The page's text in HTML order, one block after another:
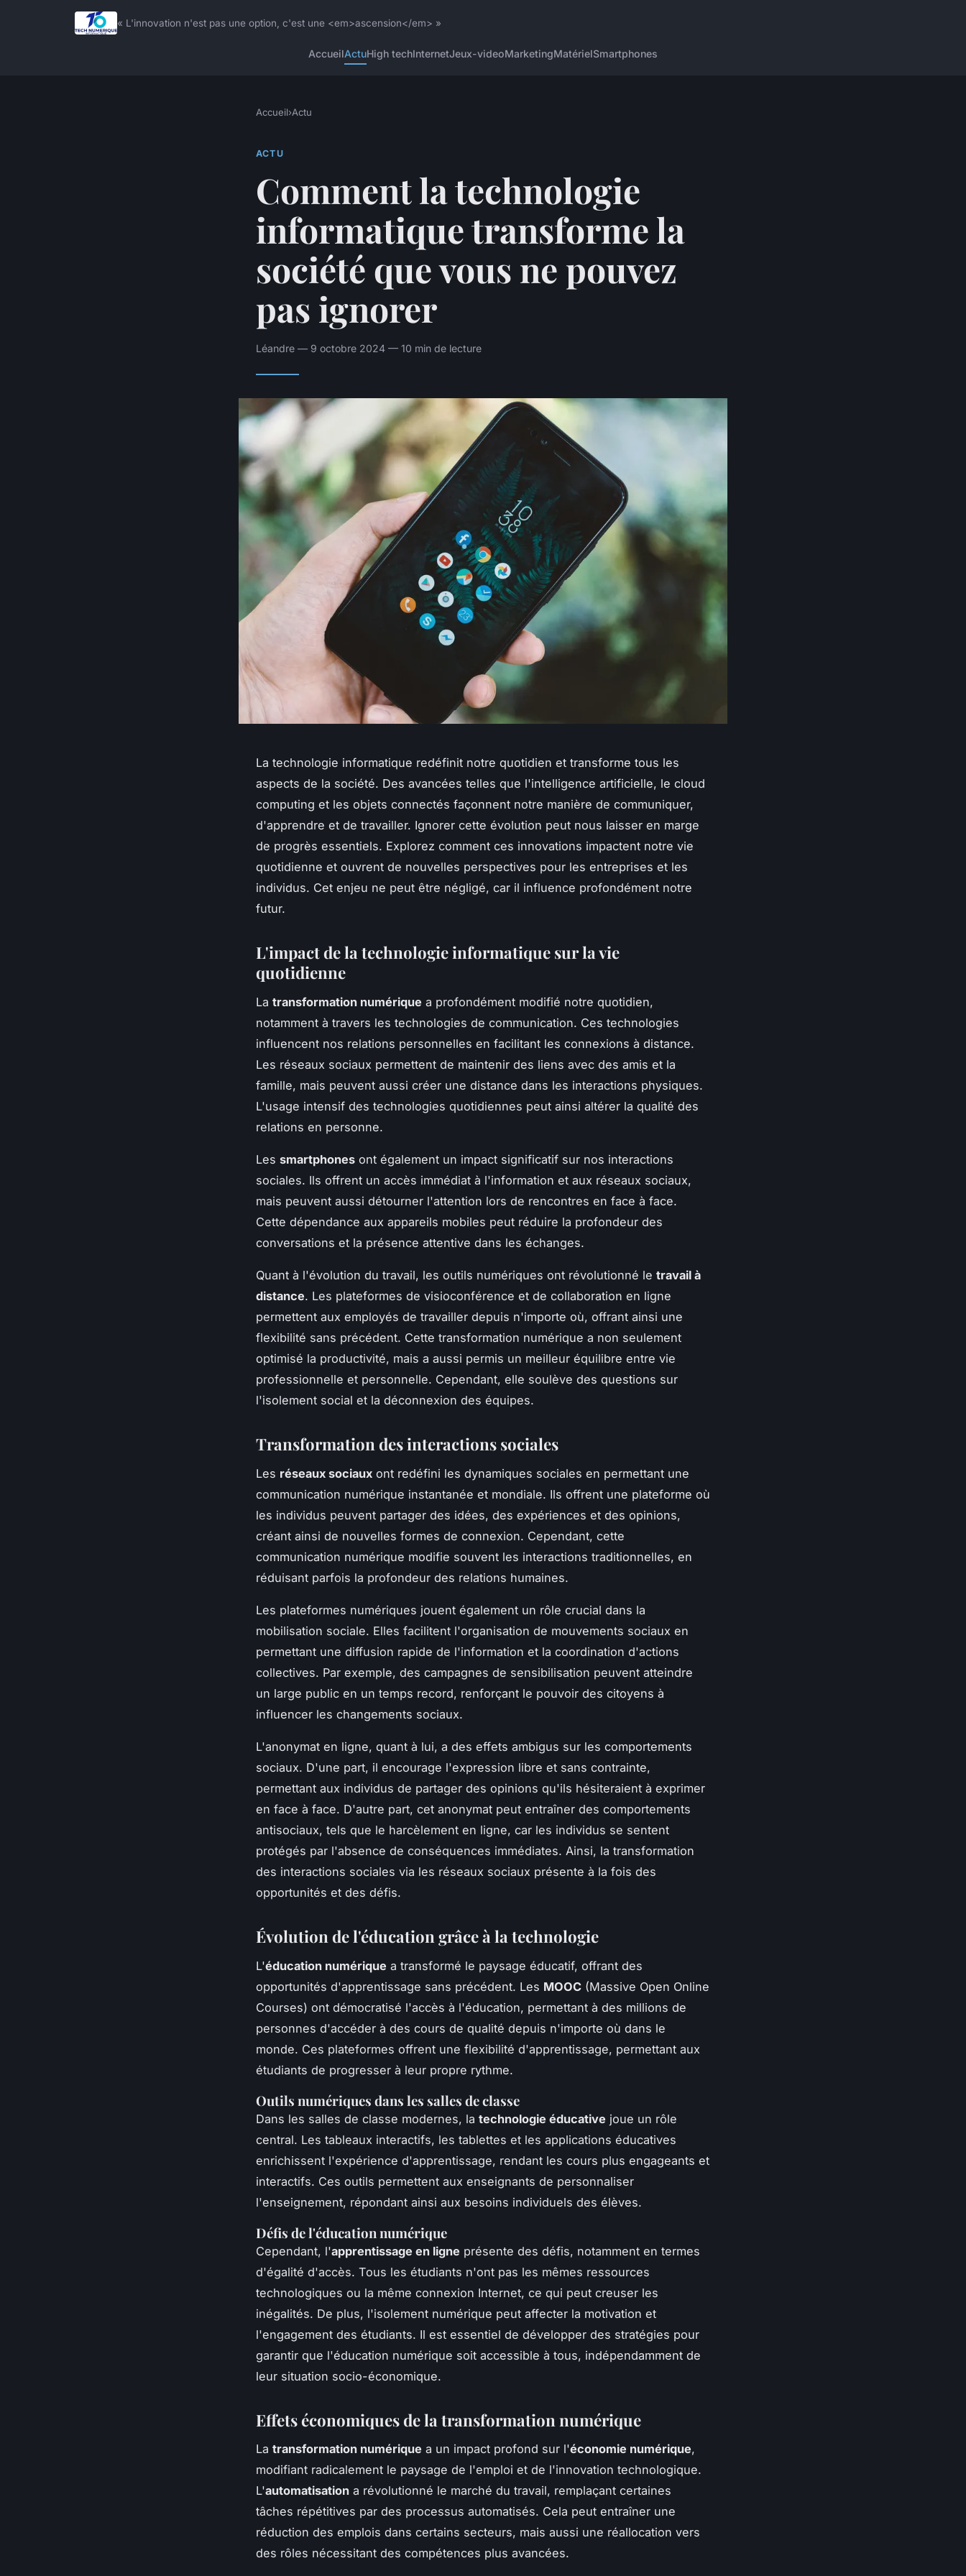
« L'innovation n'est pas une option, c'est une <em>ascension</em> »
AccueilActuHigh techInternetJeux-videoMarketingMatérielSmartphones
Accueil›Actu
ACTU
Comment la technologie
informatique transforme la
société que vous ne pouvez
pas ignorer
Léandre — 9 octobre 2024 — 10 min de lecture
La technologie informatique redéfinit notre quotidien et transforme tous les
aspects de la société. Des avancées telles que l'intelligence artificielle, le cloud
computing et les objets connectés façonnent notre manière de communiquer,
d'apprendre et de travailler. Ignorer cette évolution peut nous laisser en marge
de progrès essentiels. Explorez comment ces innovations impactent notre vie
quotidienne et ouvrent de nouvelles perspectives pour les entreprises et les
individus. Cet enjeu ne peut être négligé, car il influence profondément notre
futur.
L'impact de la technologie informatique sur la vie
quotidienne
La transformation numérique a profondément modifié notre quotidien,
notamment à travers les technologies de communication. Ces technologies
influencent nos relations personnelles en facilitant les connexions à distance.
Les réseaux sociaux permettent de maintenir des liens avec des amis et la
famille, mais peuvent aussi créer une distance dans les interactions physiques.
L'usage intensif des technologies quotidiennes peut ainsi altérer la qualité des
relations en personne.
Les smartphones ont également un impact significatif sur nos interactions
sociales. Ils offrent un accès immédiat à l'information et aux réseaux sociaux,
mais peuvent aussi détourner l'attention lors de rencontres en face à face.
Cette dépendance aux appareils mobiles peut réduire la profondeur des
conversations et la présence attentive dans les échanges.
Quant à l'évolution du travail, les outils numériques ont révolutionné le travail à
distance. Les plateformes de visioconférence et de collaboration en ligne
permettent aux employés de travailler depuis n'importe où, offrant ainsi une
flexibilité sans précédent. Cette transformation numérique a non seulement
optimisé la productivité, mais a aussi permis un meilleur équilibre entre vie
professionnelle et personnelle. Cependant, elle soulève des questions sur
l'isolement social et la déconnexion des équipes.
Transformation des interactions sociales
Les réseaux sociaux ont redéfini les dynamiques sociales en permettant une
communication numérique instantanée et mondiale. Ils offrent une plateforme où
les individus peuvent partager des idées, des expériences et des opinions,
créant ainsi de nouvelles formes de connexion. Cependant, cette
communication numérique modifie souvent les interactions traditionnelles, en
réduisant parfois la profondeur des relations humaines.
Les plateformes numériques jouent également un rôle crucial dans la
mobilisation sociale. Elles facilitent l'organisation de mouvements sociaux en
permettant une diffusion rapide de l'information et la coordination d'actions
collectives. Par exemple, des campagnes de sensibilisation peuvent atteindre
un large public en un temps record, renforçant le pouvoir des citoyens à
influencer les changements sociaux.
L'anonymat en ligne, quant à lui, a des effets ambigus sur les comportements
sociaux. D'une part, il encourage l'expression libre et sans contrainte,
permettant aux individus de partager des opinions qu'ils hésiteraient à exprimer
en face à face. D'autre part, cet anonymat peut entraîner des comportements
antisociaux, tels que le harcèlement en ligne, car les individus se sentent
protégés par l'absence de conséquences immédiates. Ainsi, la transformation
des interactions sociales via les réseaux sociaux présente à la fois des
opportunités et des défis.
Évolution de l'éducation grâce à la technologie
L'éducation numérique a transformé le paysage éducatif, offrant des
opportunités d'apprentissage sans précédent. Les MOOC (Massive Open Online
Courses) ont démocratisé l'accès à l'éducation, permettant à des millions de
personnes d'accéder à des cours de qualité depuis n'importe où dans le
monde. Ces plateformes offrent une flexibilité d'apprentissage, permettant aux
étudiants de progresser à leur propre rythme.
Outils numériques dans les salles de classe
Dans les salles de classe modernes, la technologie éducative joue un rôle
central. Les tableaux interactifs, les tablettes et les applications éducatives
enrichissent l'expérience d'apprentissage, rendant les cours plus engageants et
interactifs. Ces outils permettent aux enseignants de personnaliser
l'enseignement, répondant ainsi aux besoins individuels des élèves.
Défis de l'éducation numérique
Cependant, l'apprentissage en ligne présente des défis, notamment en termes
d'égalité d'accès. Tous les étudiants n'ont pas les mêmes ressources
technologiques ou la même connexion Internet, ce qui peut creuser les
inégalités. De plus, l'isolement numérique peut affecter la motivation et
l'engagement des étudiants. Il est essentiel de développer des stratégies pour
garantir que l'éducation numérique soit accessible à tous, indépendamment de
leur situation socio-économique.
Effets économiques de la transformation numérique
La transformation numérique a un impact profond sur l'économie numérique,
modifiant radicalement le paysage de l'emploi et de l'innovation technologique.
L'automatisation a révolutionné le marché du travail, remplaçant certaines
tâches répétitives par des processus automatisés. Cela peut entraîner une
réduction des emplois dans certains secteurs, mais aussi une réallocation vers
des rôles nécessitant des compétences plus avancées.